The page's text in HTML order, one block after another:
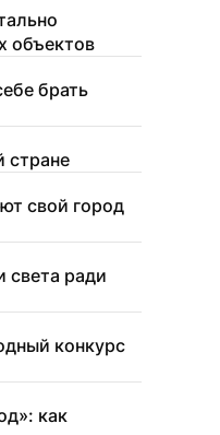
объектов
брать
стране
свой город
света ради
конкурс
как